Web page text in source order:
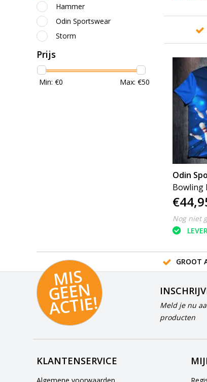
Hammer
Odin Sportswear
Storm
Prijs
Min: €0 Max: €50
Odin
Bowling
Nog niet
GROOT
MI
S
G
E
E
N
A
C
TI
E!
Meld je nu
producten
KLANTENSERVICE
Algemene voorwaarden